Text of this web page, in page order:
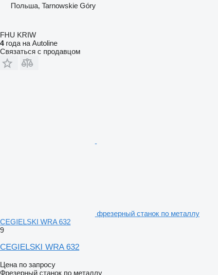
Польша, Tarnowskie Góry
FHU KRIW
4года на Autoline
Связаться с продавцом
фрезерный станок по металлу
CEGIELSKI WRA 632
9
CEGIELSKI WRA 632
Цена по запросу
Фрезерный станок по металлу